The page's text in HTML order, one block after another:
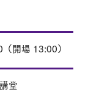
開場 13:00）
堂